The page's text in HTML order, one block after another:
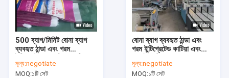
আমাদের সম্বন্ধে
কারখানা পরিদর্শন
গুণমান নিয়ন্ত্রণ
500 ব্যাগ/মিনিট বোনা ব্যাগ
ব্যবহৃত ঠান্ডা এবং গরম
এবং সেলাই মেশিন
মূল্য:negotiate
MOQ:১টি সেট
বোনা ব্যাগ ব্যবহৃত ঠান্ডা এবং
গরম ইন্টিগ্রেটেড কাটিয়া এবং
মূল্য:negotiate
MOQ:১টি সেট